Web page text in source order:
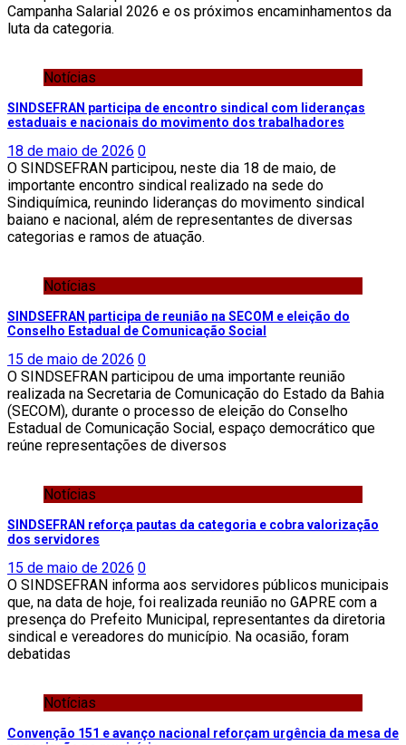
Campanha Salarial 2026 e os próximos encaminhamentos da
luta da categoria.
Notícias
SINDSEFRAN participa de encontro sindical com lideranças
estaduais e nacionais do movimento dos trabalhadores
18 de maio de 2026 0
O SINDSEFRAN participou, neste dia 18 de maio, de
importante encontro sindical realizado na sede do
Sindiquímica, reunindo lideranças do movimento sindical
baiano e nacional, além de representantes de diversas
categorias e ramos de atuação.
Notícias
SINDSEFRAN participa de reunião na SECOM e eleição do
Conselho Estadual de Comunicação Social
15 de maio de 2026 0
O SINDSEFRAN participou de uma importante reunião
realizada na Secretaria de Comunicação do Estado da Bahia
(SECOM), durante o processo de eleição do Conselho
Estadual de Comunicação Social, espaço democrático que
reúne representações de diversos
Notícias
SINDSEFRAN reforça pautas da categoria e cobra valorização
dos servidores
15 de maio de 2026 0
O SINDSEFRAN informa aos servidores públicos municipais
que, na data de hoje, foi realizada reunião no GAPRE com a
presença do Prefeito Municipal, representantes da diretoria
sindical e vereadores do município. Na ocasião, foram
debatidas
Notícias
Convenção 151 e avanço nacional reforçam urgência da mesa de